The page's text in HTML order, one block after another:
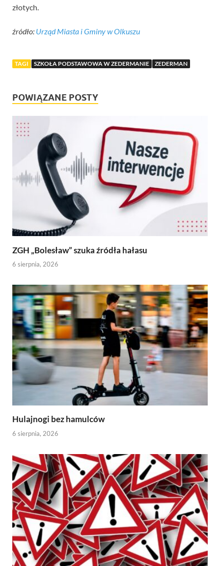
złotych.
źródło: Urząd Miasta i Gminy w Olkuszu
TAGI SZKOŁA PODSTAWOWA W ZEDERMANIE ZEDERMAN
POWIĄZANE POSTY
ZGH „Bolesław” szuka źródła hałasu
6 sierpnia, 2026
Hulajnogi bez hamulców
6 sierpnia, 2026